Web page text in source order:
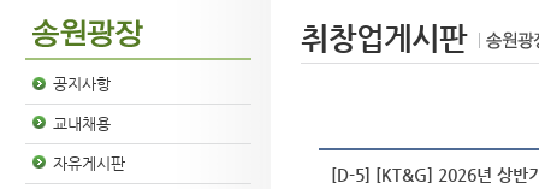
공지사항
교내채용
자유게시판
취창업게시판
[D-5] [KT&G] 2026년 상반